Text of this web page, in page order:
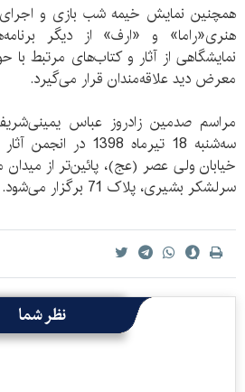
همچنین نمایش خیمه شب بازی و
هنری«راما» و «ارف» از دیگر
نمایشگاهی از آثار و کتاب‌های مرتبط با
معرض دید علاقه‌مندان قرار می‌گیرد.
سه‌شنبه 18 تیرماه
خیابان ولی عصر (عج)، پائین‌تر از میدان
سرلشکر بشیری، پلاک 71 برگزار می‌شود.
نظر شما